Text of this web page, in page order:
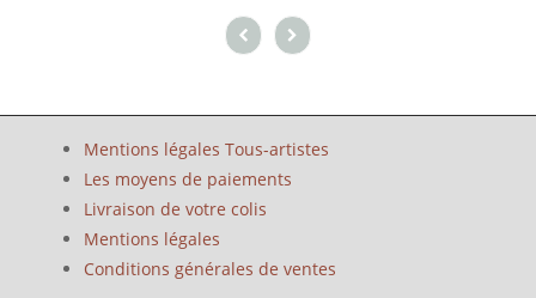
Mentions légales Tous-artistes
Les moyens de paiements
Livraison de votre colis
Mentions légales
Conditions générales de ventes